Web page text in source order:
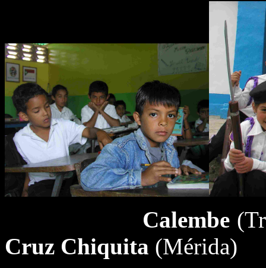
Calembe
Cruz Chiquita (Mérida)